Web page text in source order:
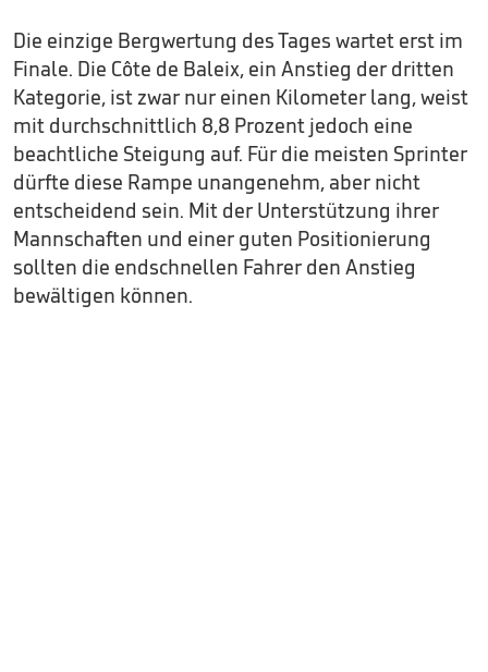
Die einzige Bergwertung des Tages wartet erst im
Finale. Die Côte de Baleix, ein Anstieg der dritten
Kategorie, ist zwar nur einen Kilometer lang, weist
mit durchschnittlich 8,8 Prozent jedoch eine
beachtliche Steigung auf. Für die meisten Sprinter
dürfte diese Rampe unangenehm, aber nicht
entscheidend sein. Mit der Unterstützung ihrer
Mannschaften und einer guten Positionierung
sollten die endschnellen Fahrer den Anstieg
bewältigen können.